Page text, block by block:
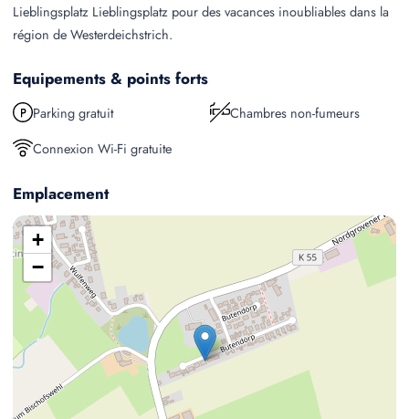
Lieblingsplatz Lieblingsplatz pour des vacances inoubliables dans la
région de Westerdeichstrich.
Equipements & points forts
Parking gratuit
Chambres non-fumeurs
Connexion Wi-Fi gratuite
Emplacement
+
−